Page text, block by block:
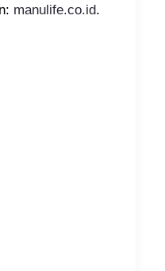
manulife.co.id.